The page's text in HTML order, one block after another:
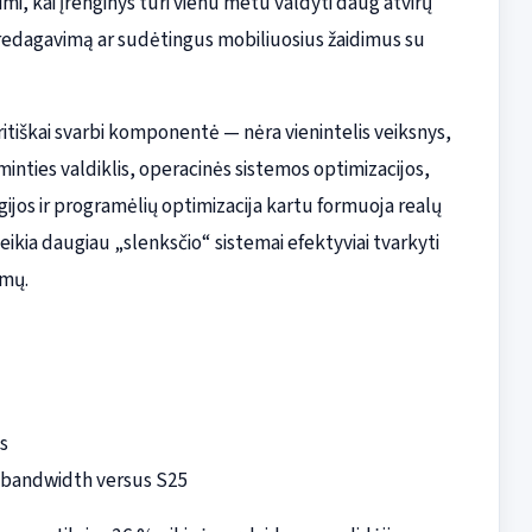
ar sudėtingus mobiliuosius žaidimus su
svarbi komponentė — nėra vienintelis veiksnys,
valdiklis, operacinės sistemos optimizacijos,
ir programėlių optimizacija kartu formuoja realų
daugiau „slenksčio“ sistemai efektyviai tvarkyti
versus S25